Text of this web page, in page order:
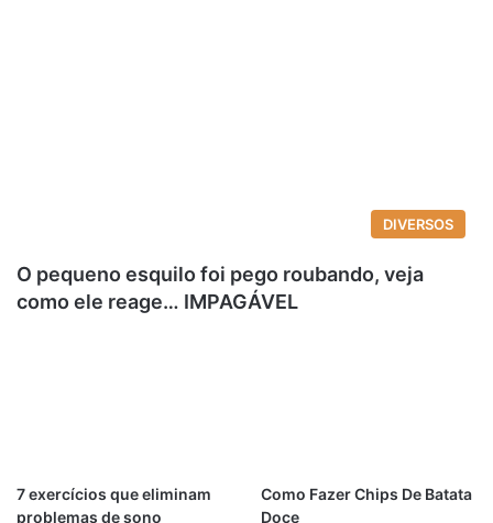
DIVERSOS
O pequeno esquilo foi pego roubando, veja
como ele reage… IMPAGÁVEL
7 exercícios que eliminam
problemas de sono
Como Fazer Chips De Batata
Doce